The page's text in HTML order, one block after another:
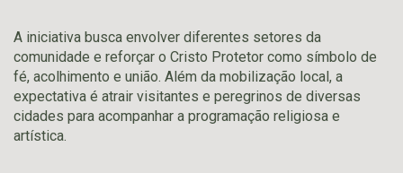
A iniciativa busca envolver diferentes setores da
comunidade e reforçar o Cristo Protetor como símbolo de
fé, acolhimento e união. Além da mobilização local, a
expectativa é atrair visitantes e peregrinos de diversas
cidades para acompanhar a programação religiosa e
artística.